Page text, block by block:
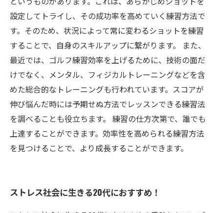
設定してトライし、その成功率を高めていく練習方法で
す。そのため、状況によって常に変わるショットを練習
することで、自身のスキルアップに繋がります。 また、
最近では、ゴルフ練習効率を上げるために、技術の面だ
けでなく、メンタル、フィジカルトレーニングなどを含
めた総合的なトレーニングも行われています。スコアが
伸び悩んだ時には予期せぬ方法でレッスンできる練習法
を調べることも役立ちます。 練習の仕方次第で、誰でも
上達することができます。効率性を高められる練習方法
を見つけることで、より成長することができます。
ストレス社会に生きる20代におすすめ！